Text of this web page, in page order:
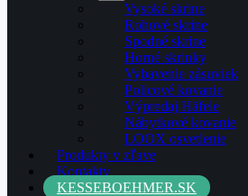
Vysoké skrine
Rohové skrine
Spodné skrine
Horné skrinky
Vybavenie zásuviek
Policové kovanie
Výpredaj Häfele
Nábytkové kovanie
LOOX osvetlenie
Produkty v zľave
Kontakty
KESSEBOEHMER.SK